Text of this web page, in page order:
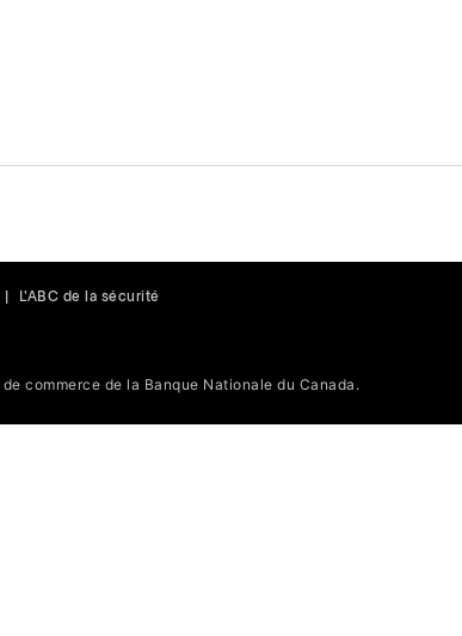
L'ABC de la sécurité
de commerce de la Banque Nationale du Canada.